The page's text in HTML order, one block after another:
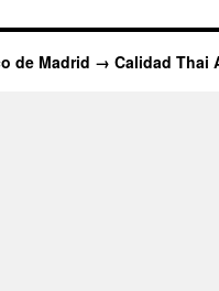
de Madrid → Calidad Thai